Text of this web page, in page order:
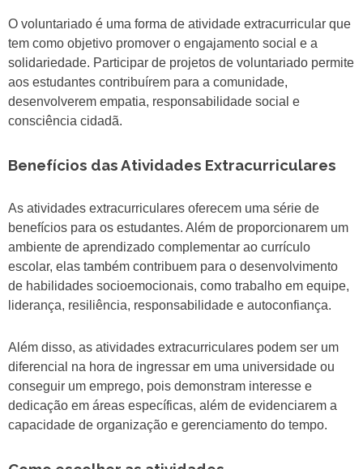
O voluntariado é uma forma de atividade extracurricular que
tem como objetivo promover o engajamento social e a
solidariedade. Participar de projetos de voluntariado permite
aos estudantes contribuírem para a comunidade,
desenvolverem empatia, responsabilidade social e
consciência cidadã.
Benefícios das Atividades Extracurriculares
As atividades extracurriculares oferecem uma série de
benefícios para os estudantes. Além de proporcionarem um
ambiente de aprendizado complementar ao currículo
escolar, elas também contribuem para o desenvolvimento
de habilidades socioemocionais, como trabalho em equipe,
liderança, resiliência, responsabilidade e autoconfiança.
Além disso, as atividades extracurriculares podem ser um
diferencial na hora de ingressar em uma universidade ou
conseguir um emprego, pois demonstram interesse e
dedicação em áreas específicas, além de evidenciarem a
capacidade de organização e gerenciamento do tempo.